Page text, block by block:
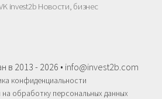
invest2b Новости, бизнес
в 2013 - 2026 • info@invest2b.com
конфиденциальности
на обработку персональных данных